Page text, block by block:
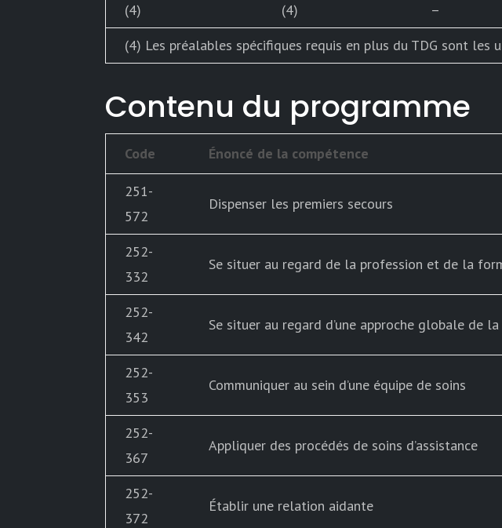
(4) Les préalables spécifiques requis en plus du TDG sont les
(4) (4) –
Contenu du programme
Code Énoncé de la compétence
251-
572
Dispenser les premiers secours
252-
332
Se situer au regard de la profession et de la
252-
342
Se situer au regard d’une approche globale de
252-
353
Communiquer au sein d’une équipe de soins
252-
367
Appliquer des procédés de soins d’assistance
252-
372
Établir une relation aidante